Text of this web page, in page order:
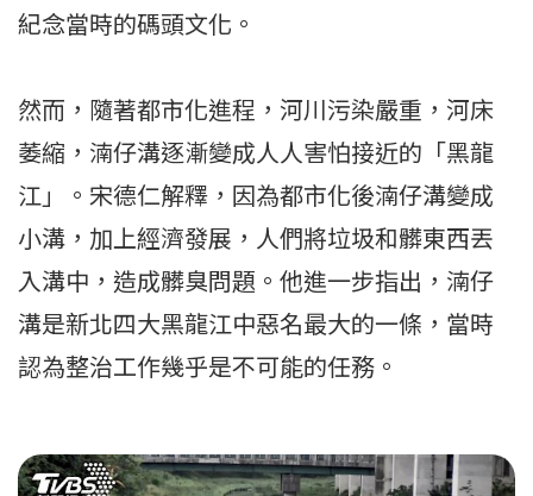
紀念當時的碼頭文化。
然而，隨著都市化進程，河川污染嚴重，河床
萎縮，湳仔溝逐漸變成人人害怕接近的「黑龍
江」。宋德仁解釋，因為都市化後湳仔溝變成
小溝，加上經濟發展，人們將垃圾和髒東西丟
入溝中，造成髒臭問題。他進一步指出，湳仔
溝是新北四大黑龍江中惡名最大的一條，當時
認為整治工作幾乎是不可能的任務。